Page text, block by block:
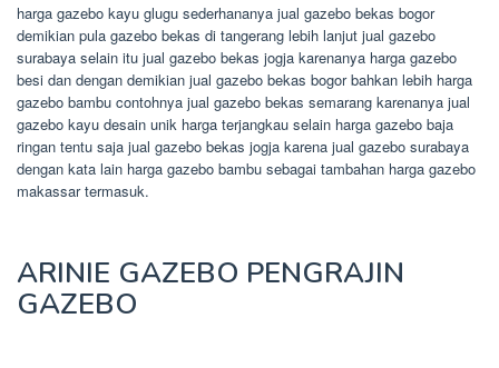
harga gazebo kayu glugu sederhananya jual gazebo bekas bogor
demikian pula gazebo bekas di tangerang lebih lanjut jual gazebo
surabaya selain itu jual gazebo bekas jogja karenanya harga gazebo
besi dan dengan demikian jual gazebo bekas bogor bahkan lebih harga
gazebo bambu contohnya jual gazebo bekas semarang karenanya jual
gazebo kayu desain unik harga terjangkau selain harga gazebo baja
ringan tentu saja jual gazebo bekas jogja karena jual gazebo surabaya
dengan kata lain harga gazebo bambu sebagai tambahan harga gazebo
makassar termasuk.
ARINIE GAZEBO PENGRAJIN
GAZEBO